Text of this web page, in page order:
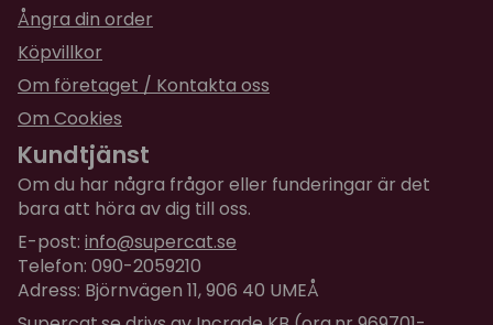
Ångra din order
Köpvillkor
Om företaget / Kontakta oss
Om Cookies
Kundtjänst
Om du har några frågor eller funderingar är det
bara att höra av dig till oss.
E-post: info@supercat.se
Telefon: 090-2059210
Adress: Björnvägen 11, 906 40 UMEÅ